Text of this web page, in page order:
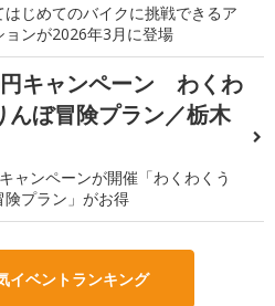
はじめてのバイクに挑戦できるア
ョンが2026年3月に登場
キャンペーン わくわ
んぼ冒険プラン／栃木
ャンペーンが開催「わくわくう
険プラン」がお得
イベントランキング